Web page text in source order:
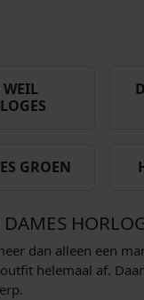
GROEN
dan alleen een
helemaal af.